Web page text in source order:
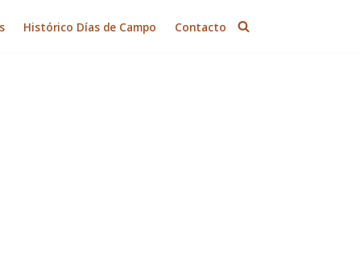
Histórico Días de Campo Contacto